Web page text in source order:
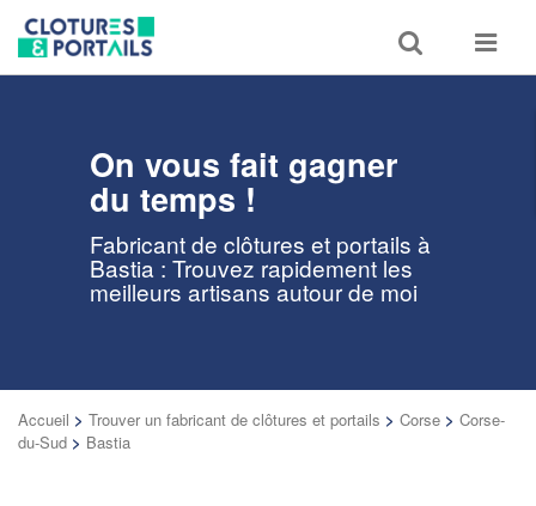
Toggle
search
Toggle
On vous fait gagner
du temps !
Fabricant de clôtures et portails à
Bastia : Trouvez rapidement les
meilleurs artisans autour de moi
Accueil > Trouver un fabricant de clôtures et portails > Corse > Corse-
du-Sud > Bastia